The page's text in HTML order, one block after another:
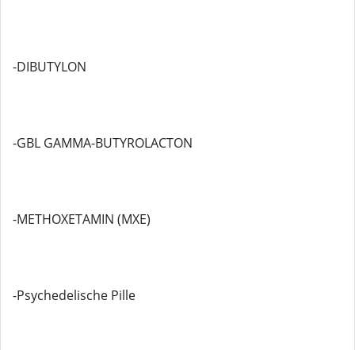
-DIBUTYLON
-GBL GAMMA-BUTYROLACTON
-METHOXETAMIN (MXE)
-Psychedelische Pille